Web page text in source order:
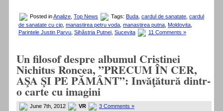
Posted inAnalize Top News Tags: Buda cardul de sanatate cardul
de sanatate cu cip manastirea petru voda manastirea putna Moldovita
Parintele Justin Parvu Sihăstria Putnei Sucevita 11 Comments »
Un filosof despre albumul Cristinei
Nichitus Roncea, ”PRECUM ÎN CER,
AŞA ŞI PE PĂMÂNT”: Invăţătură dintr-
o carte cu imagini
June 7th, 2012 VR 3 Comments »